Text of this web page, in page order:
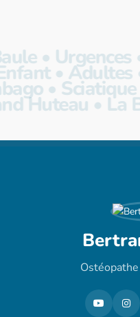
•
•
•
Huteau • La